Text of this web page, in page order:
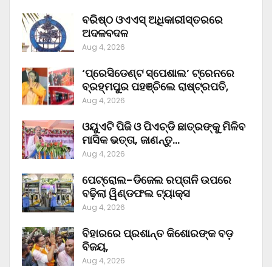
ବରିଷ୍ଠ ଓଏଏସ୍‌ ଅଧିକାରୀସ୍ତରରେ
ଅଦଳବଦଳ
Aug 4, 2026
‘ପ୍ରେସିଡେଣ୍ଟ ସ୍ପେଶାଲ’ ଟ୍ରେନରେ
ବ୍ରହ୍ମପୁର ପହଞ୍ଚିଲେ ରାଷ୍ଟ୍ରପତି,
Aug 4, 2026
ଓୟୁଏଟି ପିଜି ଓ ପିଏଚ୍‌ଡି ଛାତ୍ରଙ୍କୁ ମିଳିବ
ମାସିକ ଭତ୍ତା, ଜାଣନ୍ତୁ…
Aug 4, 2026
ପେଟ୍ରୋଲ-ଡିଜେଲ ରପ୍ତାନି ଉପରେ
ବଢ଼ିଲା ୱିଣ୍ଡଫଲ ଟ୍ୟାକ୍ସ
Aug 4, 2026
ବିହାରରେ ପ୍ରଶାନ୍ତ କିଶୋରଙ୍କ ବଡ଼
ବିଜୟ,
Aug 4, 2026